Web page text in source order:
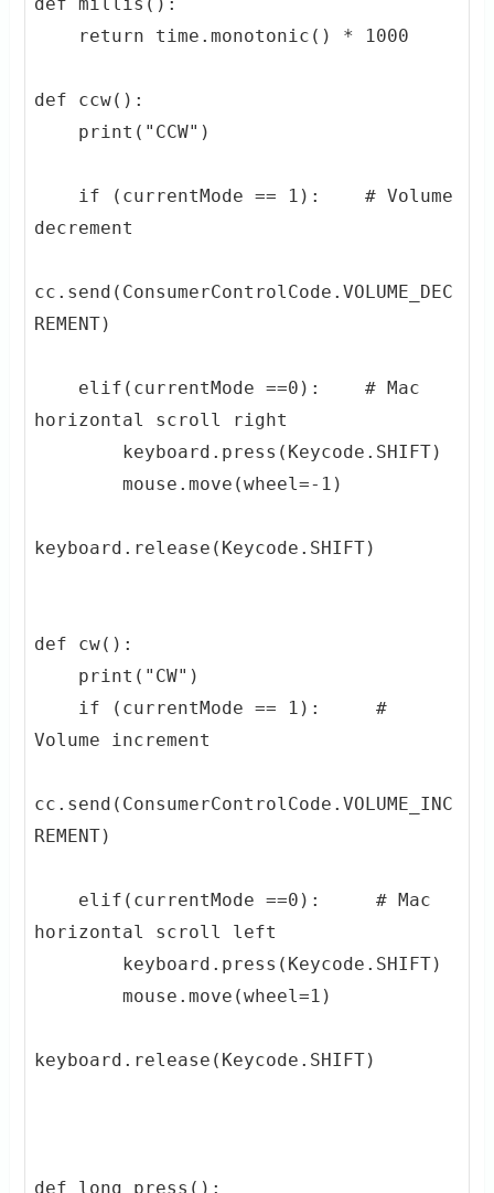
def ccw():
decrement
cc.send(ConsumerControlCode.VOLUME_DEC
REMENT)
horizontal scroll right
        mouse.move(wheel=-1)
keyboard.release(Keycode.SHIFT)
def cw():
Volume increment
cc.send(ConsumerControlCode.VOLUME_INC
REMENT)
horizontal scroll left
        mouse.move(wheel=1)
keyboard.release(Keycode.SHIFT)
def long_press():